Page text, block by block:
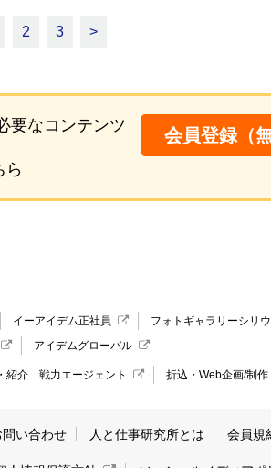
2 3 >
要なコンテンツ
ら
会員登録（
イーアイデム正社員 フォトギャラリーシリ
アイデムグローバル
紹介 戦力エージェント 折込・Web企画/制作
問い合わせ 人と仕事研究所とは 会員規